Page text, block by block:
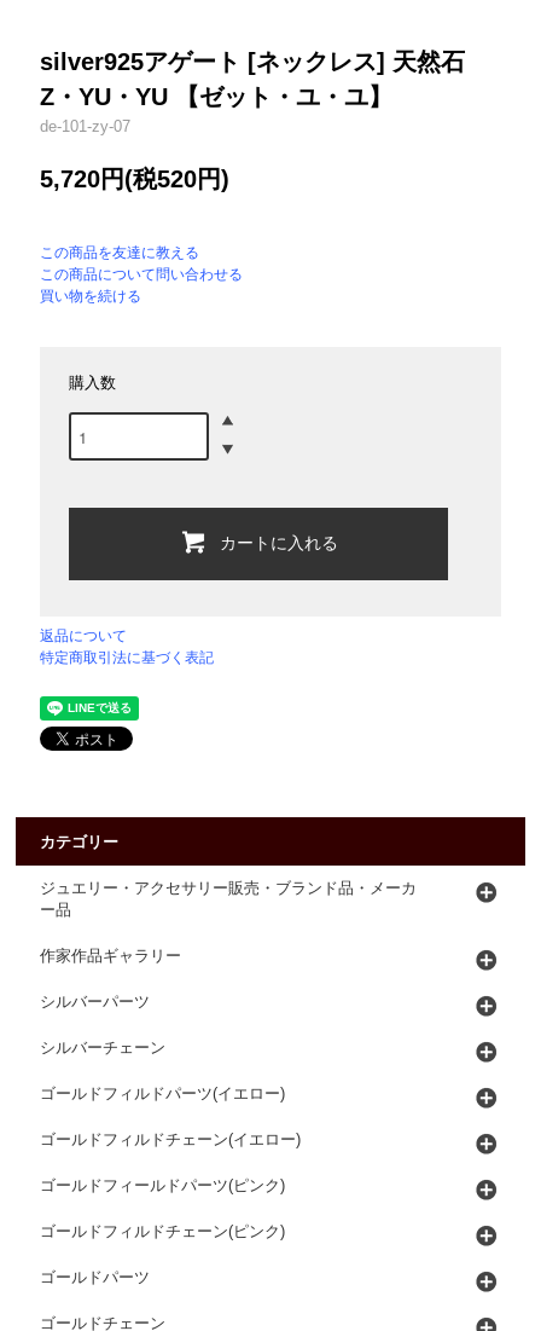
silver925アゲート [ネックレス] 天然石
Z・YU・YU 【ゼット・ユ・ユ】
de-101-zy-07
5,720円(税520円)
この商品を友達に教える
この商品について問い合わせる
買い物を続ける
購入数
カートに入れる
返品について
特定商取引法に基づく表記
カテゴリー
ジュエリー・アクセサリー販売・ブランド品・メーカ
ー品
作家作品ギャラリー
シルバーパーツ
シルバーチェーン
ゴールドフィルドパーツ(イエロー)
ゴールドフィルドチェーン(イエロー)
ゴールドフィールドパーツ(ピンク)
ゴールドフィルドチェーン(ピンク)
ゴールドパーツ
ゴールドチェーン